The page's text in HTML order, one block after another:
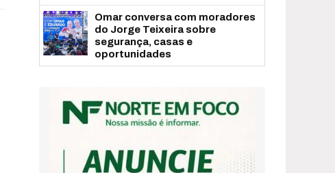
Omar conversa com moradores
do Jorge Teixeira sobre
segurança, casas e
oportunidades